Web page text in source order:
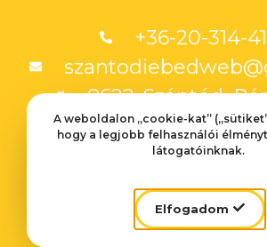
+36-20-314-
8622. Szántód,
Weboldalt
Fotók:
A weboldalon „cookie-kat”
hogy a legjobb felhasználói
látogatóinknak.
Elfogadom